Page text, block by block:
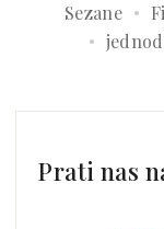
Sezane
Prati nas